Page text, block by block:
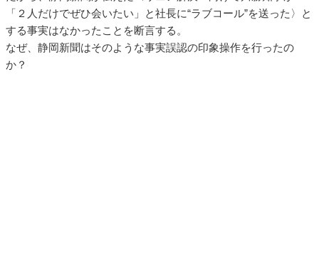
「２人だけでぜひ会いたい」と社長に“ラブコール”を送った〉と
する事実はなかったことを断言する。
なぜ、静岡新聞はそのような事実誤認の印象操作を行ったの
か？